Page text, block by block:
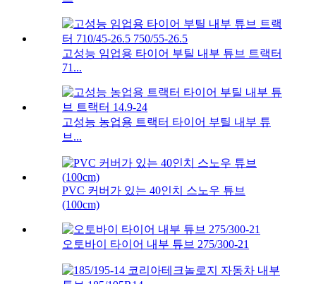
고성능 임업용 타이어 부틸 내부 튜브 트랙터
71...
고성능 농업용 트랙터 타이어 부틸 내부 튜
브...
PVC 커버가 있는 40인치 스노우 튜브
(100cm)
오토바이 타이어 내부 튜브 275/300-21